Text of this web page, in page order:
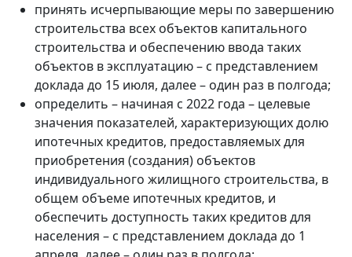
принять исчерпывающие меры по завершению
строительства всех объектов капитального
строительства и обеспечению ввода таких
объектов в эксплуатацию – с представлением
доклада до 15 июля, далее – один раз в полгода;
определить – начиная с 2022 года – целевые
значения показателей, характеризующих долю
ипотечных кредитов, предоставляемых для
приобретения (создания) объектов
индивидуального жилищного строительства, в
общем объеме ипотечных кредитов, и
обеспечить доступность таких кредитов для
населения – с представлением доклада до 1